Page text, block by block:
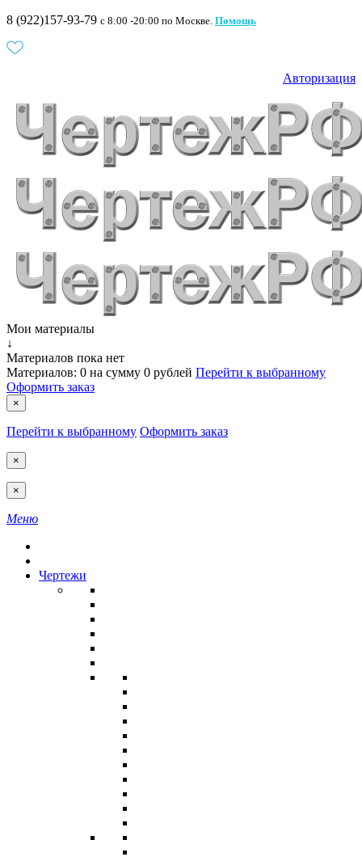
8 (922)157-93-79 c 8:00 -20:00 по Москве. Помощь
Авторизация
Мои материалы
↓
Материалов пока нет
Материалов: 0 на сумму 0 рублей Перейти к выбранному
Оформить заказ
×
Перейти к выбранному Оформить заказ
×
×
Меню
Чертежи